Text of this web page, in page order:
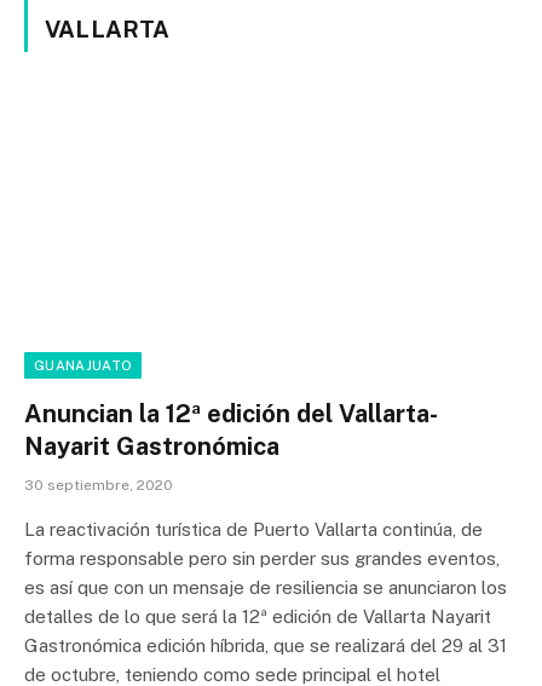
VALLARTA
GUANAJUATO
Anuncian la 12ª edición del Vallarta-
Nayarit Gastronómica
30 septiembre, 2020
La reactivación turística de Puerto Vallarta continúa, de
forma responsable pero sin perder sus grandes eventos,
es así que con un mensaje de resiliencia se anunciaron los
detalles de lo que será la 12ª edición de Vallarta Nayarit
Gastronómica edición híbrida, que se realizará del 29 al 31
de octubre, teniendo como sede principal el hotel